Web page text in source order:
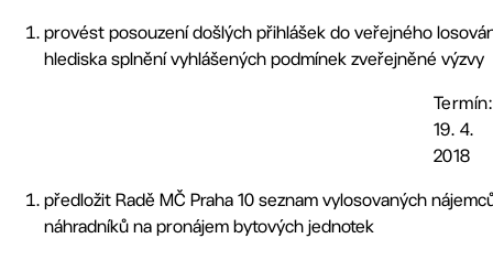
provést posouzení došlých přihlášek do veřejného
hlediska splnění vyhlášených podmínek zveřejněné výzvy
Termín:
19. 4.
2018
předložit Radě MČ Praha 10 seznam vylosovaných
náhradníků na pronájem bytových jednotek